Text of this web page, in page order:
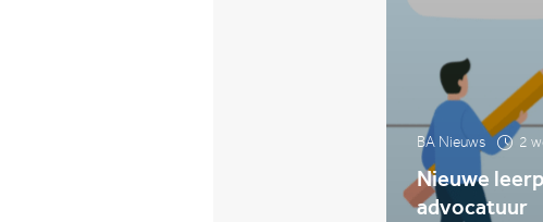
BA Nieuws 2
Nieuwe
advocatuur